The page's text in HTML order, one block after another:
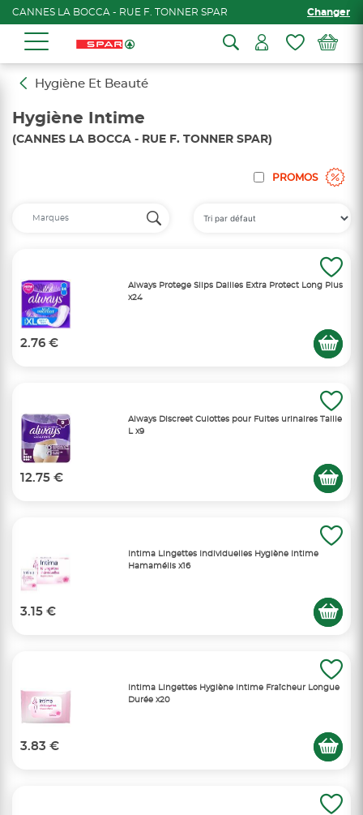
CANNES LA BOCCA - RUE F. TONNER SPAR Changer
Hygiène Et Beauté
Hygiène Intime
(CANNES LA BOCCA - RUE F. TONNER SPAR)
PROMOS
Always Protege Slips Dailies Extra Protect Long Plus
x24
2.76 €
Always Discreet Culottes pour Fuites urinaires Taille
L x9
12.75 €
Intima Lingettes Individuelles Hygiène Intime
Hamamélis x16
3.15 €
Intima Lingettes Hygiène Intime Fraîcheur Longue
Durée x20
3.83 €